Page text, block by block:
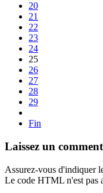
20
21
22
23
24
25
26
27
28
29
Fin
Laissez un
Assurez-vous d'indiquer
Le code HTML n'est pas